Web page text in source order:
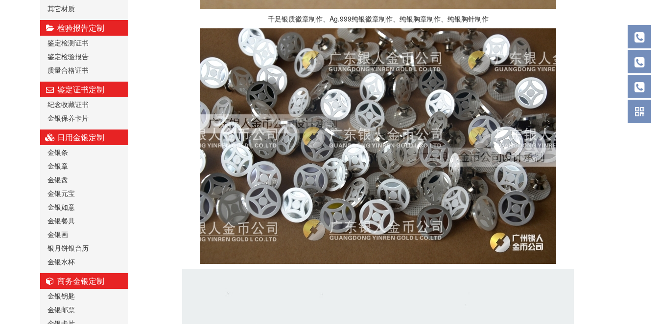
其它材质
检验报告定制
鉴定检测证书
鉴定检验报告
质量合格证书
鉴定证书定制
纪念收藏证书
金银保养卡片
日用金银定制
金银条
金银章
金银盘
金银元宝
金银如意
金银餐具
金银画
银月饼银台历
金银水杯
商务金银定制
金银钥匙
金银邮票
千足银质徽章制作、Ag.999纯银徽章制作、纯银胸章制作、纯银胸针制作